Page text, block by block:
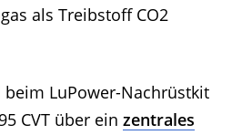
als Treibstoff CO2
beim LuPower-Nachrüstkit
CVT über ein zentrales